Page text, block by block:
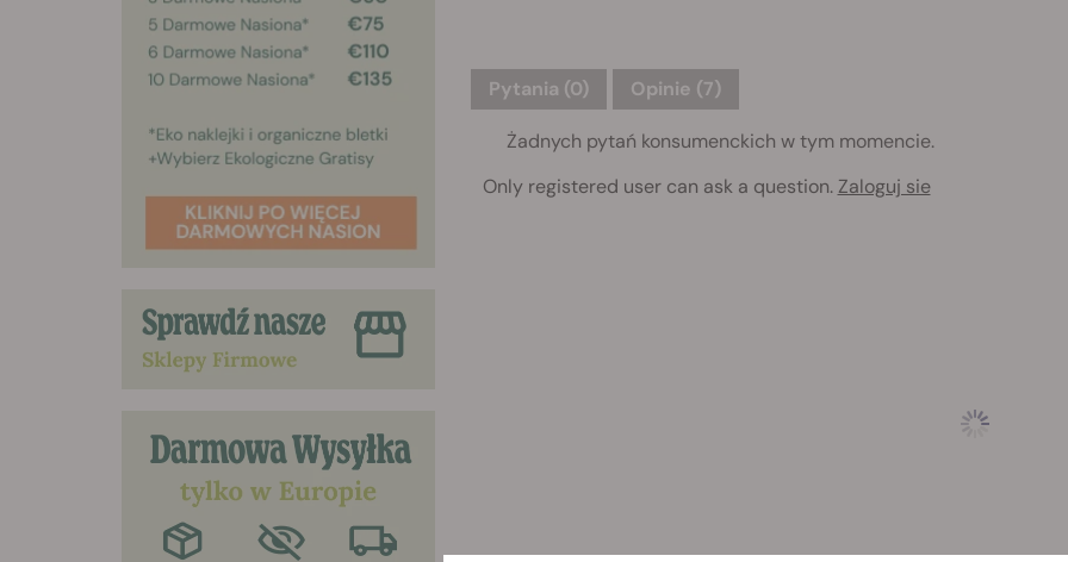
Pytania (0) Opinie (7)
Żadnych pytań konsumenckich w tym momencie.
Only registered user can ask a question. Zaloguj sie